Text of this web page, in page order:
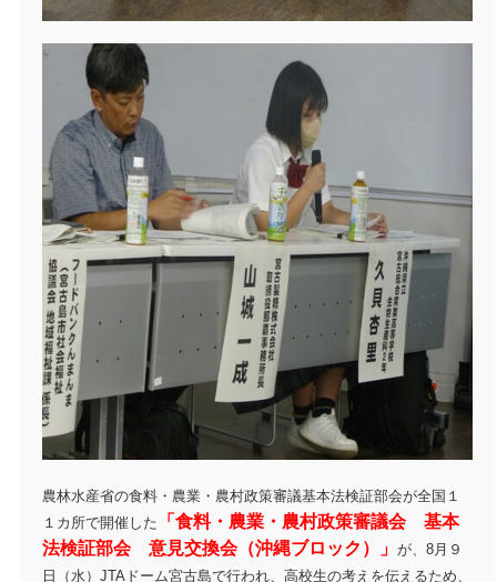
農林水産省の食料・農業・農村政策審議基本法検証部会が全国１
１カ所で開催した
「食料・農業・農村政策審議会 基本
法検証部会 意見交換会（沖縄ブロック）」 が、8月９
日（水）JTAドーム宮古島で行われ、高校生の考えを伝えるため、